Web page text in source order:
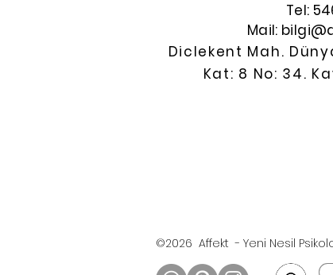
Tel:
Mail:
Diclekent Mah.
Kat: 8 No: 34.
©2026 Affekt - Yeni Nesil